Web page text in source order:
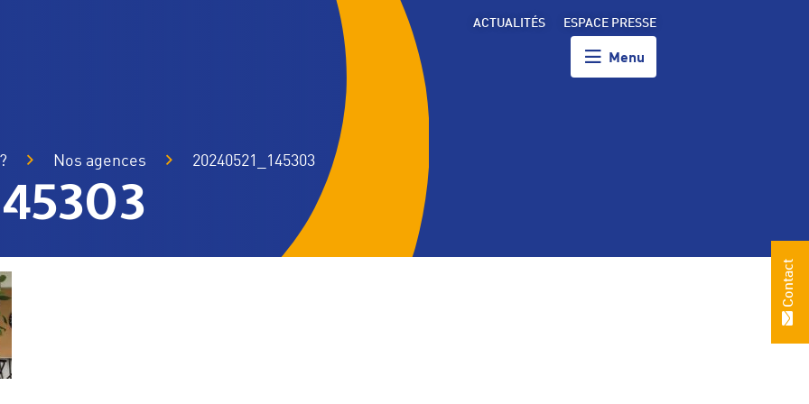
Contact
ACTUALITÉS ESPACE PRESSE
Menu
Nos agences 20240521_145303
valeurs et engagements